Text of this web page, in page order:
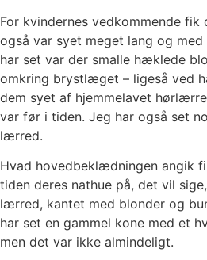
For kvindernes vedkommende
også var syet meget lang og
har set var der smalle hæklede
omkring brystlæget – ligeså ved
dem syet af hjemmelavet
var før i tiden. Jeg har også set
lærred.
Hvad hovedbeklædningen angik
tiden deres nathue på, det vil
lærred, kantet med blonder og
har set en gammel kone med et
men det var ikke almindeligt.